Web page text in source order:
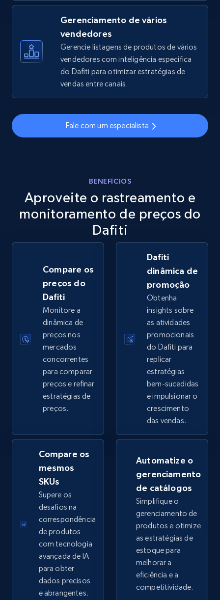
price, Final price, Discount percent, and more.
668+
Amazon sellers info
URL, Product id, Title, Seller name, Seller rating,
Seller reviews, Breadcrumbs, Root category, and
more.
2.5K+ 359+ Comece agora
eBay - Gather data on products using
URL, Product id, Title, Seller name, Seller rating,
Seller reviews, Breadcrumbs, Root category, and
more.
Comece agora
eBay - Collect products from shops on eBay
URL, Product id, Title, Seller name, Seller rating,
Seller reviews, Breadcrumbs, Root category, and
more.
2.5K+ Comece agora
eBay - Collect records by category
URL, Product id, Title, Seller name, Seller rating,
Seller reviews, Breadcrumbs, Root category, and
2.5K+ 359+ Comece agora
Gerenciamento de vários
vendedores
Gerencie listagens de produtos de vários
vendedores com inteligência específica
do Dafiti para otimizar estratégias de
vendas entre canais.
Fale com um especialista
BENEFÍCIOS
Aproveite o rastreamento e
monitoramento de preços do
Dafiti
Compare os
preços do
Dafiti
Monitore a
dinâmica de
preços nos
mercados
concorrentes
para comparar
preços e refinar
estratégias de
preços.
Dafiti
dinâmica de
promoção
Obtenha
insights sobre
as atividades
promocionais
do Dafiti para
replicar
estratégias
bem-sucedidas
e impulsionar o
crescimento
das vendas.
Compare os
mesmos
SKUs
Supere os
desafios na
correspondência
de produtos
com tecnologia
avançada de IA
para obter
dados precisos
e abrangentes.
Automatize o
gerenciamento
de catálogos
Simplifique o
gerenciamento de
produtos e otimize
as estratégias de
estoque para
melhorar a
eficiência e a
competitividade.